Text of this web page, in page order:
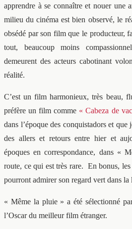
apprendre à se connaître et nouer une
milieu du cinéma est bien observé, le
obsédé par son film que le producteur,
tout, beaucoup moins
demeurent des acteurs cabotinant
réalité.
C’est un film harmonieux, très beau,
préfère un film comme « Cabeza de
dans l’époque des conquistadors et que
des allers et retours entre hier et
époques en correspondance, dans «
route, ce qui est très rare. En bonus,
pourront admirer son regard vert dans
« Même la pluie » a été sélectionné
l’Oscar du meilleur film étranger.